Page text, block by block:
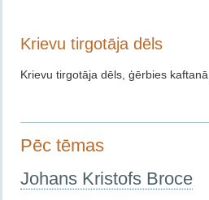
Krievu tirgotāja dēls
Krievu tirgotāja dēls, ģērbies
Pēc tēmas
Johans Kristofs Broce